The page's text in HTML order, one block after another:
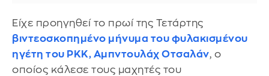
Είχε προηγηθεί το πρωί της Τετάρτης
βιντεοσκοπημένο μήνυμα του φυλακισμένου
ηγέτη του PKK, Αμπντουλάχ Οτσαλάν, ο
οποίος κάλεσε τους μαχητές του